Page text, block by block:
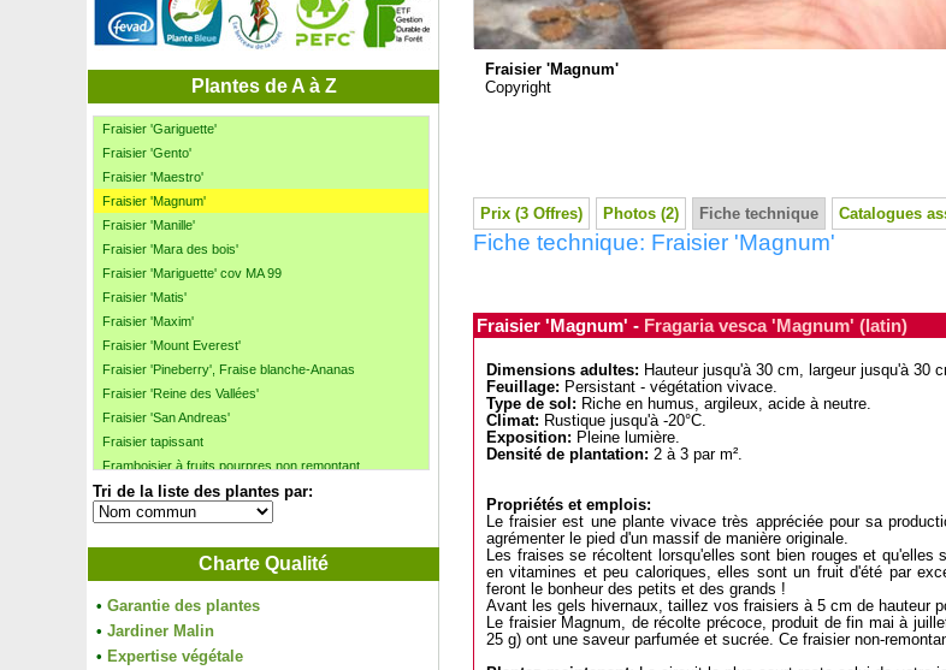
Plantes de A à Z
Fraisier 'Cijosée'
Fraisier 'Cirafine'
Fraisier 'Framberry', Fraise-Framboise
Fraisier 'Gariguette'
Fraisier 'Gento'
Fraisier 'Maestro'
Fraisier 'Magnum'
Fraisier 'Manille'
Fraisier 'Mara des bois'
Fraisier 'Mariguette' cov MA 99
Fraisier 'Matis'
Fraisier 'Maxim'
Fraisier 'Mount Everest'
Fraisier 'Pineberry', Fraise blanche-Ananas
Fraisier 'Reine des Vallées'
Fraisier 'San Andreas'
Fraisier tapissant
Framboisier à fruits pourpres non remontant
Framboisier fraise japonais
Framboisier 'Heritage'
Framboisier jaune remontant
Framboisier nain rouge
Framboisier noir 'Black Jewel'
Framboisier orange rampant
Framboisier orange remontant
Tri de la liste des plantes par:
Charte Qualité
• Garantie des plantes
• Jardiner Malin
• Expertise végétale
Fraisier 'Magnum'
Copyright
Prix (3 Offres) Photos (2) Fiche technique Catalogues
Fiche technique: Fraisier 'Magnum'
Fraisier 'Magnum' - Fragaria vesca 'Magnum' (latin)
Dimensions adultes: Hauteur jusqu'à 30 cm, largeur jusqu'à 30
Feuillage: Persistant - végétation vivace.
Type de sol: Riche en humus, argileux, acide à neutre.
Climat: Rustique jusqu'à -20°C.
Exposition: Pleine lumière.
Densité de plantation: 2 à 3 par m².
Propriétés et emplois:
Le fraisier est une plante vivace très appréciée pour sa
agrémenter le pied d'un massif de manière originale.
Les fraises se récoltent lorsqu'elles sont bien rouges et
en vitamines et peu caloriques, elles sont un fruit d'été par
feront le bonheur des petits et des grands !
Avant les gels hivernaux, taillez vos fraisiers à 5 cm de hauteur
Le fraisier Magnum, de récolte précoce, produit de fin mai à
25 g) ont une saveur parfumée et sucrée. Ce fraisier non-